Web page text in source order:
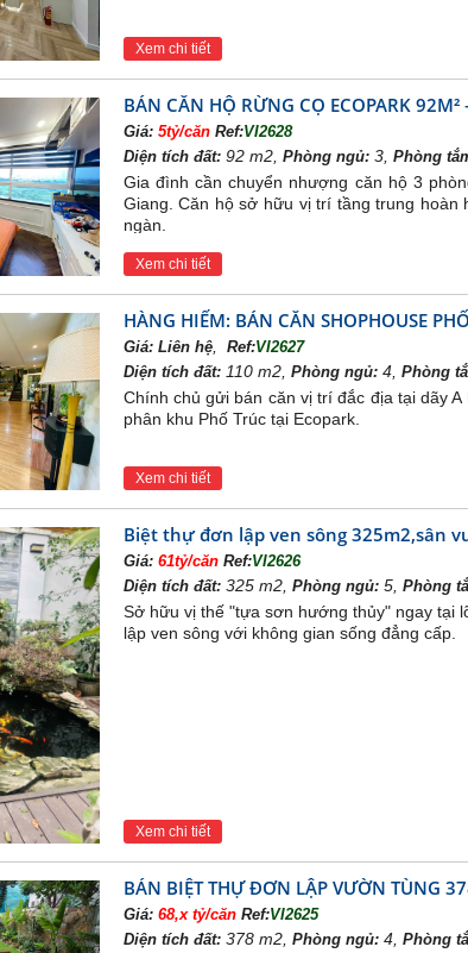
Ecopark bao gồm:
Cư Rừng cọ
– Rừng Cọ với vị trí ngay sát trung tâm của giai đoạn 1, chủ
Trúc
Thị Điểm
cùng khu chợ ướt
song ngữ Cretive Kinder Care
: Mùa Hạ, mùa Xuân, mùa Thu
ích thiết yếu khác như: an ninh 24/24, khu nhà Câu lạc
xe bus Ecopark, 2 trường đại học quốc tế BUV và
cư khu Rừng cọ thông hầm. Tổng diện tích sàn
tầng, tổng số 1500 căn hộ, Các loại diện tích
căn Penthouse 240m2
Chung Cư Aqua Bay
những sản phẩmchung cư Ecoparkthuộc phân khúc cao
Từ ban công phòng khách hay phòng ngủ, chủ nhân các
vẻ đẹp đẳng cấp của học viên golf EPGA quốc tế, nơi
Xem chi tiết
BÁN CĂN HỘ RỪNG CỌ ECOPARK
Giá: 5tỷ/cănRef:VI2628
Diện tích đất:92 m2, Phòng ngủ:3, Phòng
Gia đình cần chuyển nhượng căn hộ 3
Giang. Căn hộ sở hữu vị trí tầng trung hoàn
ngàn.
Xem chi tiết
HÀNG HIẾM: BÁN CĂN SHOPHOUSE
Giá: Liên hệ, Ref:VI2627
Diện tích đất:110 m2, Phòng ngủ:4, Phòng
Chính chủ gửi bán căn vị trí đắc địa tại dãy
phân khu Phố Trúc tại Ecopark.
Xem chi tiết
Biệt thự đơn lập ven sông 325m2,sân
Giá: 61tỷ/cănRef:VI2626
Diện tích đất:325 m2, Phòng ngủ:5, Phòng
Sở hữu vị thế "tựa sơn hướng thủy" ngay tại
lập ven sông với không gian sống đẳng cấp.
Xem chi tiết
BÁN BIỆT THỰ ĐƠN LẬP VƯỜN TÙNG
Giá: 68,x tỷ/cănRef:VI2625
Diện tích đất:378 m2, Phòng ngủ:4, Phòng